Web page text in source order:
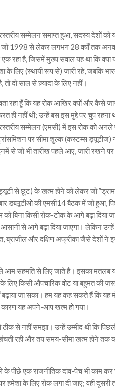
सम्मेलन समाप्त हुआ, सदस्य देशों
जो 1998 से लेकर लगभग 28 वर्षों तक
एक रहा है, जिसमें मुख्य सवाल यह था कि क्या
के लिए (स्थायी रूप से) जारी रहे, जबकि
तो दो साल से ज़्यादा के लिए नहीं।
रहा हूँ कि यह रोक आखिर क्यों और कैसे
नहीं थी; उन्हें बस इस मुद्दे पर चुप रहना
सम्मेलन (एमसी) में इस रोक को अगले
पर सीमा शुल्क (कस्टम्स ड्यूटीज)
से जो भी तारीख पहले आए, जारी रखने
से छूट) के खत्म होने को लेकर जो
बार डब्लूटीओ की एमसी14 बैठक में जो
किसी रोक-टोक के आगे बढ़ा दिया
से आगे बढ़ा दिया जाएगा। लेकिन
ब्राज़ील और दक्षिण अफ्रीका जैसे देशों
सहमति से लिए जाते हैं। इसका मतलब
किसी औपचारिक वोट या बहुमत की
जा सका। हम यह कह सकते हैं कि यह
यह अपने-आप खत्म हो गया।
से नहीं समझा। उन्हें उम्मीद थी कि
रही और तय समय-सीमा खत्म होने तक
पीछे एक राजनीतिक दांव-पेच भी काम
के लिए रोक लगा दी जाए; वहीं